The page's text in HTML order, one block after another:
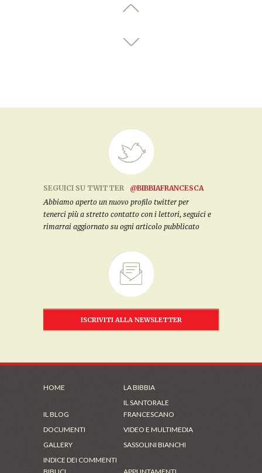
SEGUICI SU TWITTER
@BIBBIAFRANCESCA
Abbiamo aperto un nuovo profilo twitter per
tenerci più a stretto contatto con i lettori, seguici e
rimarrai aggiornato su ogni articolo pubblicato
ISCRIVITI ALLA NEWSLETTER
HOME LA BIBBIA
IL BLOG
IL SANTORALE
FRANCESCANO
DOCUMENTI
VIDEO E MULTIMEDIA
GALLERY
SASSOLINI BIANCHI
INDICE DEI COMMENTI